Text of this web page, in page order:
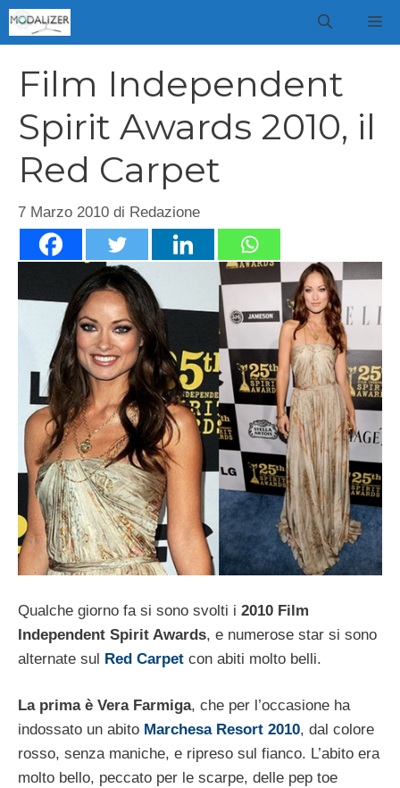
Vai
al
Film Independent
Spirit Awards 2010, il
Red Carpet
7 Marzo 2010 di Redazione
Qualche giorno fa si sono svolti i 2010 Film
Independent Spirit Awards, e numerose star si sono
alternate sul Red Carpet con abiti molto belli.
La prima è Vera Farmiga, che per l’occasione ha
indossato un abito Marchesa Resort 2010, dal colore
rosso, senza maniche, e ripreso sul fianco. L’abito era
molto bello, peccato per le scarpe, delle pep toe